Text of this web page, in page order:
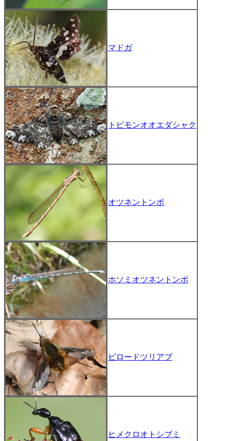
マドガ
トビモンオオエダシャク
オツネントンボ
ホソミオツネントンボ
ビロードツリアブ
ヒメクロオトシブミ